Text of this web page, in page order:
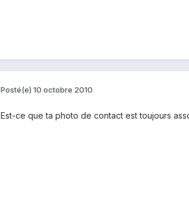
Posté(e) 10 octobre 2010
Est-ce que ta photo de contact est toujours